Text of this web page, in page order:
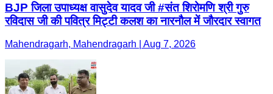
BJP जिला उपाध्यक्ष वासुदेव यादव जी #संत शिरोमणि श्री गुरु
रविदास जी की पवित्र मिट्टी कलश का नारनौल में जौरदार स्वागत
Mahendragarh, Mahendragarh | Aug 7, 2026